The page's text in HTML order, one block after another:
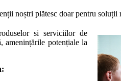
noștri plătesc doar pentru soluții
si serviciilor de
amenințările potențiale la